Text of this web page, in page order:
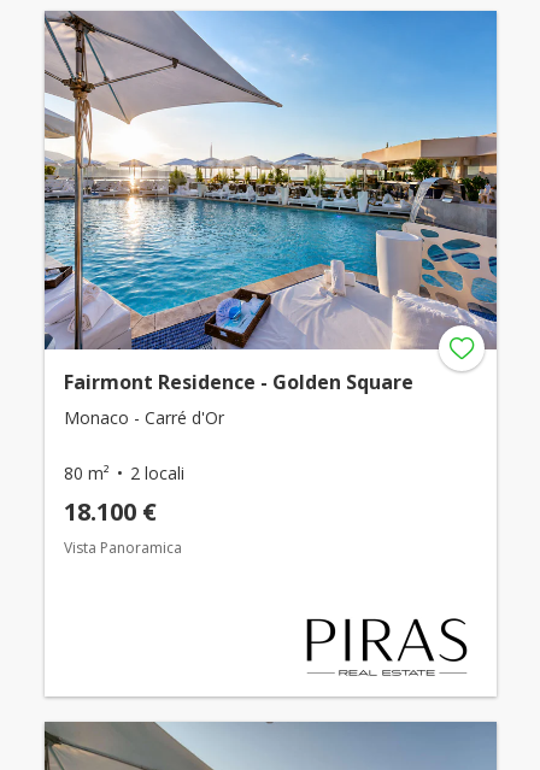
Fairmont Residence - Golden Square
Monaco - Carré d'Or
80 m² 2 locali
18.100 €
Vista Panoramica